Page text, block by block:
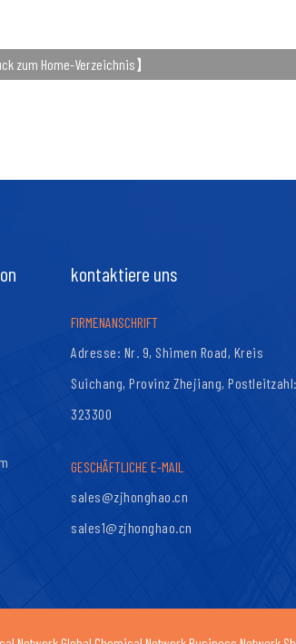
zum Home-Verzeichnis】
kontaktiere uns
FIRMENANSCHRIFT
Adresse: Nr. 9, Shimen Road, Kreis
Suichang, Provinz Zhejiang, Postleitzahl:
323300
GESCHÄFTLICHE E-MAIL
sales@zjhonghao.cn
sales1@zjhonghao.cn